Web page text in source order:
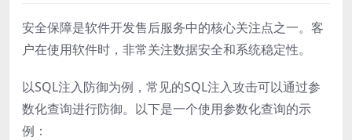
安全保障是软件开发售后服务中的核心关注点之一。客
户在使用软件时，非常关注数据安全和系统稳定性。
以SQL注入防御为例，常见的SQL注入攻击可以通过参
数化查询进行防御。以下是一个使用参数化查询的示
例：